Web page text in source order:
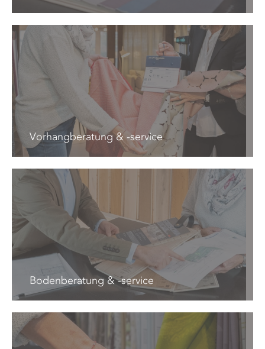
Vorhangberatung & -service
Bodenberatung & -service